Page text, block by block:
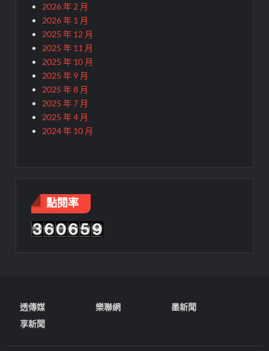
2026 年 2 月
2026 年 1 月
2025 年 12 月
2025 年 11 月
2025 年 10 月
2025 年 9 月
2025 年 8 月
2025 年 7 月
2025 年 4 月
2024 年 10 月
點閱率
透傳媒 樂聯網
墨新聞
享新聞